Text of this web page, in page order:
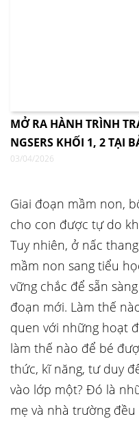
MỞ RA HÀNH TRÌNH
NGSERS KHỐI 1, 2 TẠI
03/04/2026
Giai đoạn mầm non,
cho con được tự do
Tuy nhiên, ở nấc
mầm non sang tiểu
vững chắc để sẵn
đoạn mới. Làm thế
quen với những hoạt
làm thế nào để bé
thức, kĩ năng, tư duy
vào lớp một? Đó là
mẹ và nhà trường